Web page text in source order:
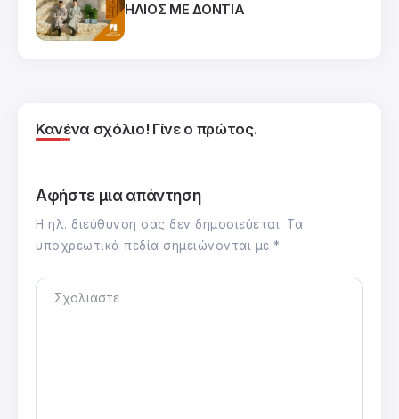
ΗΛΙΟΣ ΜΕ ΔΟΝΤΙΑ
Κανένα σχόλιο! Γίνε ο πρώτος.
Αφήστε μια απάντηση
Η ηλ. διεύθυνση σας δεν δημοσιεύεται. Τα
υποχρεωτικά πεδία σημειώνονται με *